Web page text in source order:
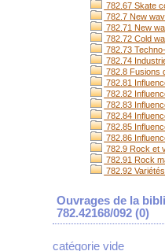
782.67 Skate
782.7 New
782.71 New
782.72 Cold
782.73
782.74
782.8 Fusions
782.81
782.82
782.83
782.84
782.85
782.86
782.9 Rock et
782.91 Rock
782.92
Ouvrages de la
782.42168/092 (0)
catégorie vide